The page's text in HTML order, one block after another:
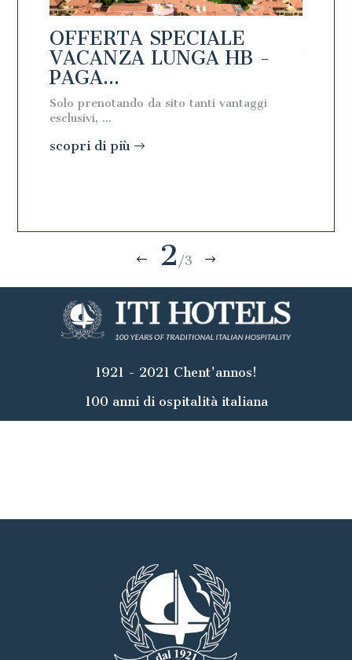
OFFERTA SPECIALE
VACANZA LUNGA HB -
PAGA...
Solo prenotando da sito tanti vantaggi
esclusivi, ...
scopri di più
2 /3
1921 - 2021 Chent'annos!
100 anni di ospitalità italiana